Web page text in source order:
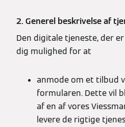
2. Generel beskrivelse af
Den digitale tjeneste, der
dig mulighed for at
anmode om et tilbud
formularen. Dette vil
af en af vores
levere de rigtige